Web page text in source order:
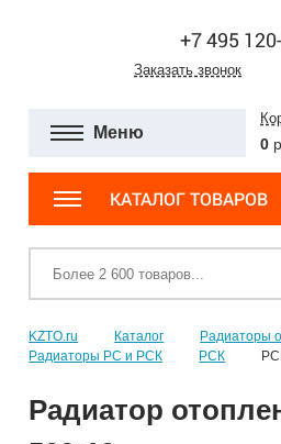
+7 495
Заказать звонок
Меню
0
КАТАЛОГ ТОВАРОВ
KZTO.ru Каталог
Радиаторы
Радиаторы РС и РСК
РСК
Радиатор